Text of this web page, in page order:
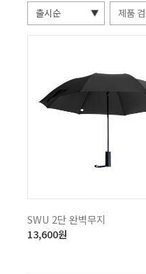
검
색:
SWU 2단 완벽무지
13,600원